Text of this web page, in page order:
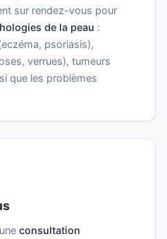
sur rendez-vous pour
de la peau :
psoriasis),
verrues), tumeurs
que les problèmes
consultation